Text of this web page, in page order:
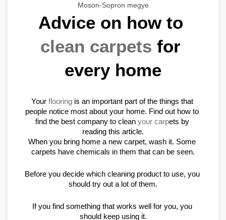
Moson-Sopron megye
clean carpets for
every home
Your flooring is an important part of the things that
people notice most about your home. Find out how to
find the best company to clean your carpets by
reading this article.
When you bring home a new carpet, wash it. Some
carpets have chemicals in them that can be seen.
Before you decide which cleaning product to use, you
should try out a lot of them.
If you find something that works well for you, you
should keep using it.